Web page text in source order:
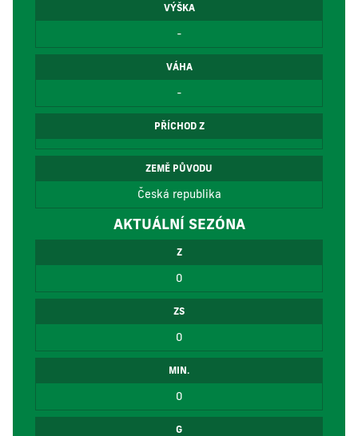
VÝŠKA
-
VÁHA
-
PŘÍCHOD Z
ZEMĚ PŮVODU
Česká republika
AKTUÁLNÍ SEZÓNA
Z
0
ZS
0
MIN.
0
G